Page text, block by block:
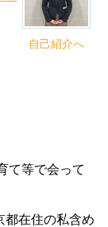
自己紹介へ
て等で会って
都在住の私含め